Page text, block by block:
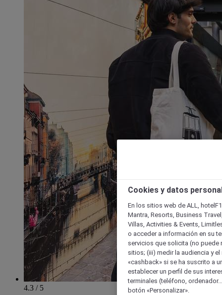
4.3 / 5
Cookies y datos
En los sitios web de ALL,
Mantra, Resorts, Business
Villas, Activities & Events,
o acceder a información en su
servicios que solicita (no puede
sitios; (iii) medir la audiencia y
«cashback» si se ha suscrito a
establecer un perfil de sus
terminales (teléfono,
botón «Personalizar».